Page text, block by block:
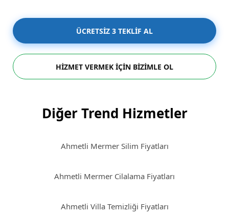
ÜCRETSİZ 3 TEKLİF AL
HİZMET VERMEK İÇİN BİZİMLE OL
Diğer Trend Hizmetler
Ahmetli Mermer Silim Fiyatları
Ahmetli Mermer Cilalama Fiyatları
Ahmetli Villa Temizliği Fiyatları